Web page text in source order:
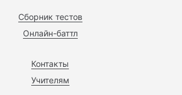
Сборник тестов
Онлайн-баттл
Контакты
Учителям